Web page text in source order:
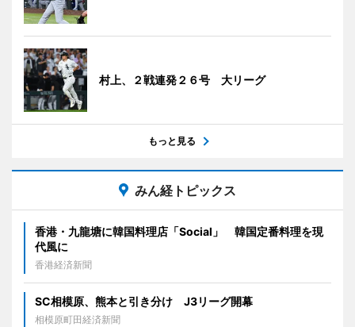
村上、２戦連発２６号 大リーグ
もっと見る
みん経トピックス
香港・九龍塘に韓国料理店「Social」 韓国定番料理を現
代風に
香港経済新聞
SC相模原、熊本と引き分け J3リーグ開幕
相模原町田経済新聞